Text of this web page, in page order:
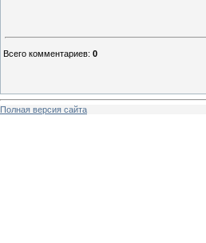
Всего комментариев: 0
Полная версия сайта